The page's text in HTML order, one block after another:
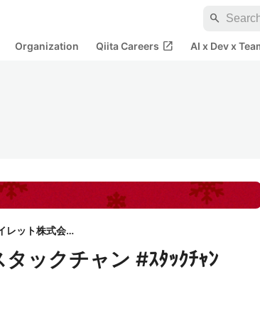
search
Organization Qiita Careers open_in_new AI x Dev x
KDDIアイレット株式会社
ックチャン #ｽﾀｯｸﾁｬﾝ